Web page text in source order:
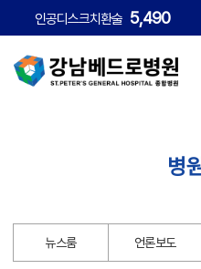
인공디스크치환술 5,490
병
뉴스룸 언론보도